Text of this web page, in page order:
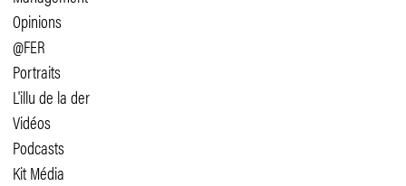
Opinions
@FER
Portraits
L'illu de la der
Vidéos
Podcasts
Kit Média